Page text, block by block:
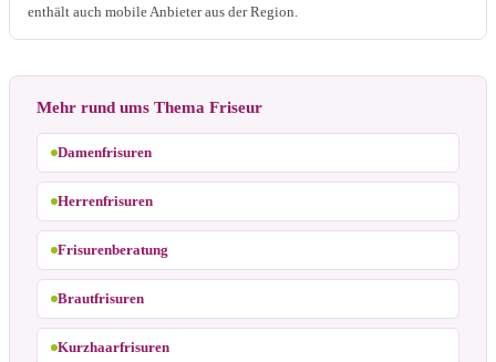
enthält auch mobile Anbieter aus der Region.
Mehr rund ums Thema Friseur
Damenfrisuren
Herrenfrisuren
Frisurenberatung
Brautfrisuren
Kurzhaarfrisuren